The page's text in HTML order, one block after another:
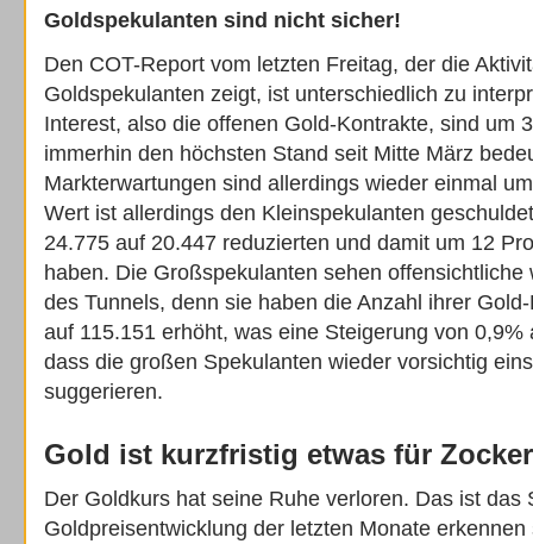
Goldspekulanten sind nicht sicher!
Den COT-Report vom letzten Freitag, der die
Goldspekulanten zeigt, ist unterschiedlich zu
Interest, also die offenen Gold-Kontrakte, sind um
immerhin den höchsten Stand seit Mitte März
Markterwartungen sind allerdings wieder einmal
Wert ist allerdings den Kleinspekulanten
24.775 auf 20.447 reduzierten und damit um 12
haben. Die Großspekulanten sehen offensichtliche
des Tunnels, denn sie haben die Anzahl ihrer
auf 115.151 erhöht, was eine Steigerung von 0,9%
dass die großen Spekulanten wieder vorsichtig
suggerieren.
Gold ist kurzfristig etwas für
Der Goldkurs hat seine Ruhe verloren. Das ist das
Goldpreisentwicklung der letzten Monate